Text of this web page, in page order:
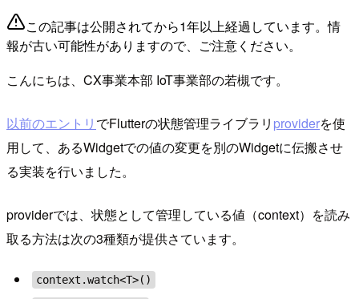
この記事は公開されてから1年以上経過しています。情
報が古い可能性がありますので、ご注意ください。
こんにちは、CX事業本部 IoT事業部の若槻です。
以前のエントリ でFlutterの状態管理ライブラリ providerを使
用して、あるWidgetでの値の変更を別のWidgetに伝搬させ
る実装を行いました。
providerでは、状態として管理している値（context）を読み
取る方法は次の3種類が提供さています。
context.watch<T>()